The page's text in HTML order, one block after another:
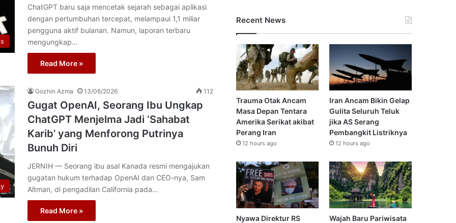
ChatGPT baru saja mencetak sejarah sebagai aplikasi
dengan pertumbuhan tercepat, melampaui 1,1 miliar
pengguna aktif bulanan. Namun, laporan terbaru
mengungkap…
Read More »
Gozhin Azma 13/06/2026 112
Gugat OpenAI, Seorang Ibu Ungkap
ChatGPT Menjelma Jadi ‘Sahabat
Karib’ yang Menforong Putrinya
Bunuh Diri
JERNIH — Seorang ibu asal Kanada resmi mengajukan
gugatan hukum terhadap OpenAI dan CEO-nya, Sam
Altman, di pengadilan California pada…
Read More »
Recent News
Trauma Otak Ancam
Masa Depan Tentara
Amerika Serikat akibat
Perang Iran
12 hours ago
Iran Ancam Bikin Gelap
Gulita Seluruh Teluk
jika AS Serang
Pembangkit Listriknya
12 hours ago
Nyawa Direktur RS
Wajah Baru Pariwisata